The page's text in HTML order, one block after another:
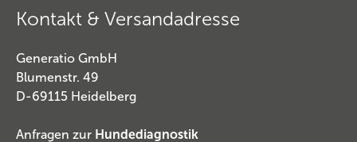
Kontakt & Versandadresse
Generatio GmbH
Blumenstr. 49
D-69115 Heidelberg
Anfragen zur Hundediagnostik